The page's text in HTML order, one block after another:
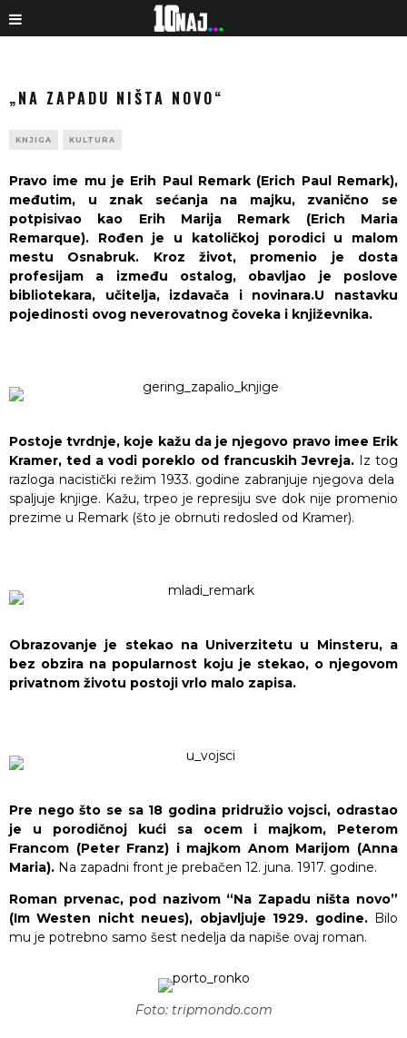
„NA ZAPADU NIŠTA NOVO“
KNJIGA KULTURA
Pravo ime mu je Erih Paul Remark (Erich Paul Remark),
međutim, u znak sećanja na majku, zvanično se
potpisivao kao Erih Marija Remark (Erich Maria
Remarque). Rođen je u katoličkoj porodici u malom
mestu Osnabruk. Kroz život, promenio je dosta
profesijam a između ostalog, obavljao je poslove
bibliotekara, učitelja, izdavača i novinara.U nastavku
pojedinosti ovog neverovatnog čoveka i književnika.
Postoje tvrdnje, koje kažu da je njegovo pravo imee Erik
Kramer, ted a vodi poreklo od francuskih Jevreja. Iz tog
razloga nacistički režim 1933. godine zabranjuje njegova dela
spaljuje knjige. Kažu, trpeo je represiju sve dok nije promenio
prezime u Remark (što je obrnuti redosled od Kramer).
Obrazovanje je stekao na Univerzitetu u Minsteru, a
bez obzira na popularnost koju je stekao, o njegovom
privatnom životu postoji vrlo malo zapisa.
Pre nego što se sa 18 godina pridružio vojsci, odrastao
je u porodičnoj kući sa ocem i majkom, Peterom
Francom (Peter Franz) i majkom Anom Marijom (Anna
Maria). Na zapadni front je prebačen 12. juna. 1917. godine.
Roman prvenac, pod nazivom “Na Zapadu ništa novo”
(Im Westen nicht neues), objavljuje 1929. godine. Bilo
mu je potrebno samo šest nedelja da napiše ovaj roman.
Foto: tripmondo.com